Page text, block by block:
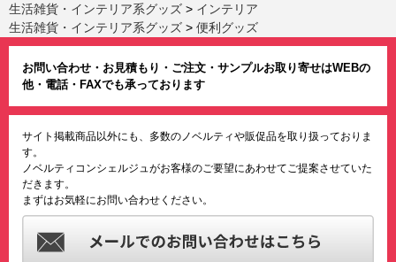
生活雑貨・インテリア系グッズ > インテリア
生活雑貨・インテリア系グッズ > 便利グッズ
お問い合わせ・お見積もり・ご注文・サンプルお取り寄せはWEBの
他・電話・FAXでも承っております
サイト掲載商品以外にも、多数のノベルティや販促品を取り扱っておりま
す。
ノベルティコンシェルジュがお客様のご要望にあわせてご提案させていた
だきます。
まずはお気軽にお問い合わせください。